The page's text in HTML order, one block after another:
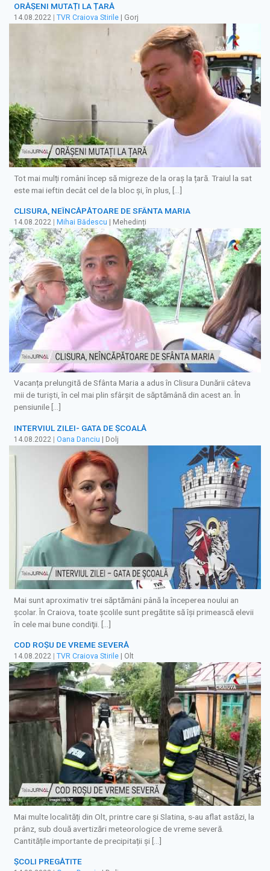
ORĂȘENI MUTAȚI LA ȚARĂ
14.08.2022 TVR Craiova Stirile | Gorj
Tot mai mulți români încep să migreze de la oraș la țară. Traiul la sat
este mai ieftin decât cel de la bloc și, în plus, […]
CLISURA, NEÎNCĂPĂTOARE DE SFÂNTA MARIA
14.08.2022 Mihai Bădescu | Mehedinți
Vacanța prelungită de Sfânta Maria a adus în Clisura Dunării câteva
mii de turiști, în cel mai plin sfârșit de săptămână din acest an. În
pensiunile […]
INTERVIUL ZILEI- GATA DE ŞCOALĂ
14.08.2022 | Oana Danciu | Dolj
Mai sunt aproximativ trei săptămâni până la începerea noului an
şcolar. În Craiova, toate şcolile sunt pregătite să îşi primească elevii
în cele mai bune condiţii. […]
COD ROȘU DE VREME SEVERĂ
14.08.2022 TVR Craiova Stirile | Olt
Mai multe localități din Olt, printre care și Slatina, s-au aflat astăzi, la
prânz, sub două avertizări meteorologice de vreme severă.
Cantitățile importante de precipitații și […]
ŞCOLI PREGĂTITE